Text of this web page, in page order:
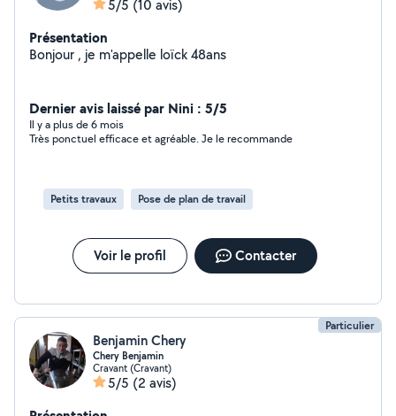
5/5 (10 avis)
Présentation
Bonjour , je m'appelle loïck 48ans
Dernier avis laissé par Nini : 5/5
Il y a plus de 6 mois
Très ponctuel efficace et agréable. Je le recommande
Petits travaux Pose de plan de travail
Voir le profil Contacter
Particulier
Benjamin Chery
Chery Benjamin
Cravant (Cravant)
5/5 (2 avis)